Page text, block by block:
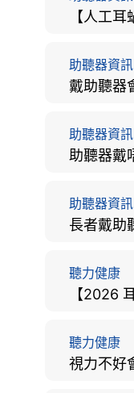
助聽器資訊
助聽器資訊
助聽器資訊
聽力健康
聽力健康